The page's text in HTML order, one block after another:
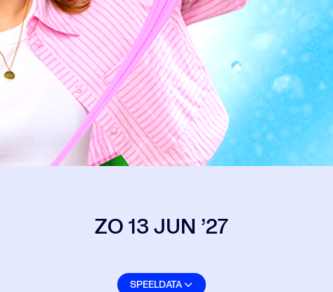
ZO 13 JUN ’27
SPEELDATA